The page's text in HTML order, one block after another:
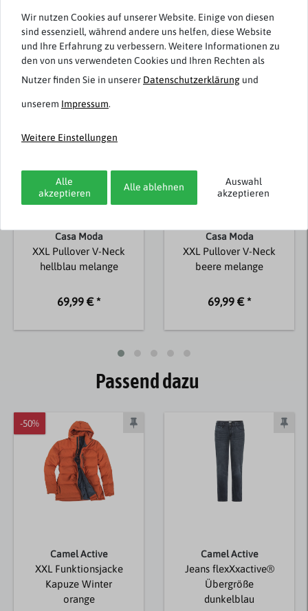
Weitere Artikel von Casa Moda
Casa Moda
XXL Pullover V-Neck
hellblau melange
69,99 € *
Casa Moda
XXL Pullover V-Neck
beere melange
69,99 € *
Passend dazu
-50%
Camel Active
XXL Funktionsjacke
Kapuze Winter
orange
Camel Active
Jeans flexXxactive®
Übergröße
dunkelblau
Wir nutzen Cookies auf unserer Website. Einige von diesen
sind essenziell, während andere uns helfen, diese Website
und Ihre Erfahrung zu verbessern. Weitere Informationen zu
den von uns verwendeten Cookies und Ihren Rechten als
Nutzer finden Sie in unserer Daten­schutz­erklärung und
unserem Impressum.
Weitere Einstellungen
Alle
akzeptieren
Alle ablehnen
Auswahl
akzeptieren